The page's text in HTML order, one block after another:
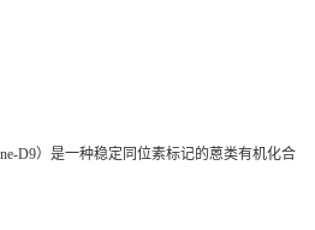
D9）是一种稳定同位素标记的蒽类有机化合